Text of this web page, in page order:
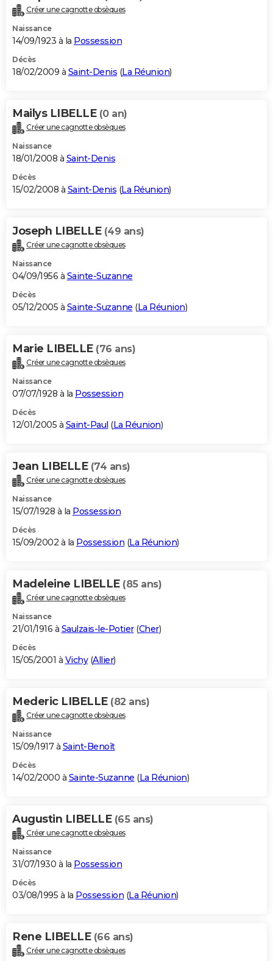
Créer une cagnotte obsèques
Naissance
14/09/1923 à la Possession
Décès
18/02/2009 à Saint-Denis (La Réunion)
Mailys LIBELLE (0 an)
Créer une cagnotte obsèques
Naissance
18/01/2008 à Saint-Denis
Décès
15/02/2008 à Saint-Denis (La Réunion)
Joseph LIBELLE (49 ans)
Créer une cagnotte obsèques
Naissance
04/09/1956 à Sainte-Suzanne
Décès
05/12/2005 à Sainte-Suzanne (La Réunion)
Marie LIBELLE (76 ans)
Créer une cagnotte obsèques
Naissance
07/07/1928 à la Possession
Décès
12/01/2005 à Saint-Paul (La Réunion)
Jean LIBELLE (74 ans)
Créer une cagnotte obsèques
Naissance
15/07/1928 à la Possession
Décès
15/09/2002 à la Possession (La Réunion)
Madeleine LIBELLE (85 ans)
Créer une cagnotte obsèques
Naissance
21/01/1916 à Saulzais-le-Potier(Cher)
Décès
15/05/2001 à Vichy(Allier)
Mederic LIBELLE (82 ans)
Créer une cagnotte obsèques
Naissance
15/09/1917 à Saint-Benoît
Décès
14/02/2000 à Sainte-Suzanne (La Réunion)
Augustin LIBELLE (65 ans)
Créer une cagnotte obsèques
Naissance
31/07/1930 à la Possession
Décès
03/08/1995 à la Possession (La Réunion)
Rene LIBELLE (66 ans)
Créer une cagnotte obsèques